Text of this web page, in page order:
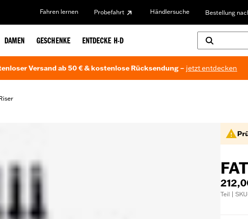
Fahren lernen Probefahrt Händlersuche Bestellung
DAMEN GESCHENKE ENTDECKE H-D
Versand ab 50 € & kostenlose Rücksendung – jetzt entdecken
Teil |